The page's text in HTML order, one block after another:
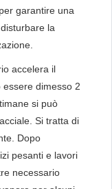
garantire una
la
accelera il
dimesso 2
si può
Si tratta di
Dopo
pesanti e lavori
necessario